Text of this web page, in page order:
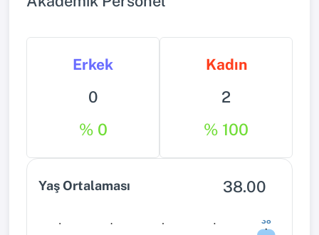
Erkek
0
% 0
Kadın
2
% 100
Yaş Ortalaması 38.00
38